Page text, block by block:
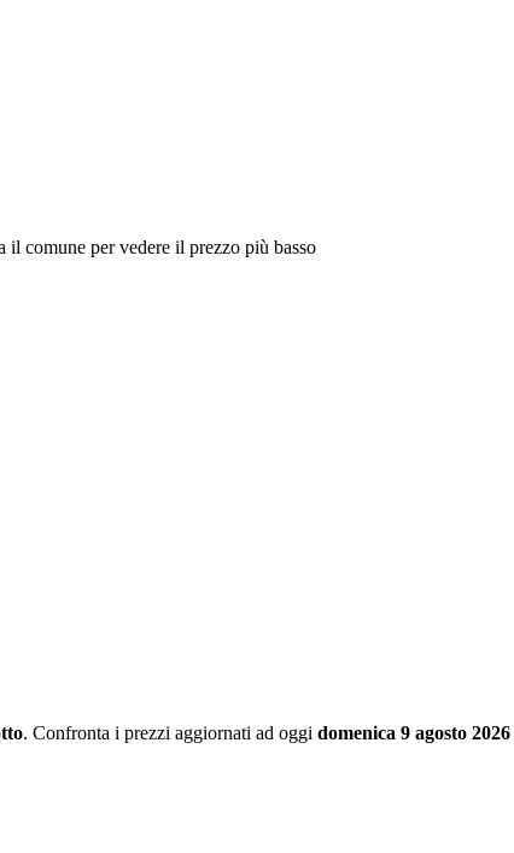
comune per vedere il prezzo più basso
. Confronta i prezzi aggiornati ad oggi domenica 9 agosto 2026